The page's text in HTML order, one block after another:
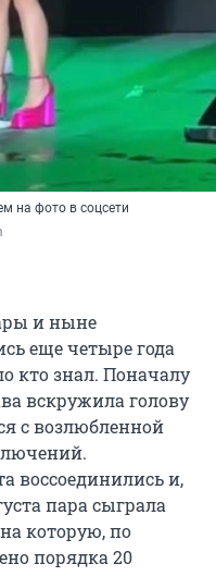
на фото в соцсети
и ныне
еще четыре года
кто знал. Поначалу
вскружила голову
с возлюбленной
воссоединились и,
пара сыграла
которую, по
порядка 20